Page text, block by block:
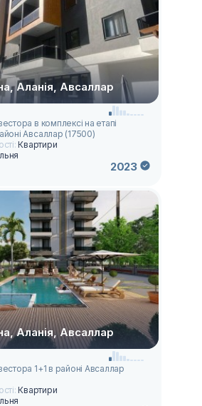
Аланія, Авсаллар
в комплексі на етапі
Авсаллар (17500)
Квартири
2023
Аланія, Авсаллар
1+1 в районі Авсаллар
Квартири